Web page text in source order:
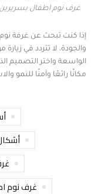
غرف نوم اطفال
إذا كنت تبحث عن غرفة نوم
والجودة، لا تتردد في زيارة
الواسعة واختر
مكانًا رائعًا وآمنًا للنمو
غرف نوم